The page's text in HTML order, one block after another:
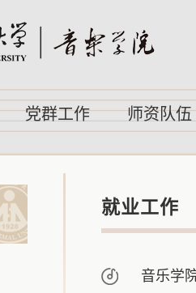
党群工作 师资队伍
就业工作
音乐学